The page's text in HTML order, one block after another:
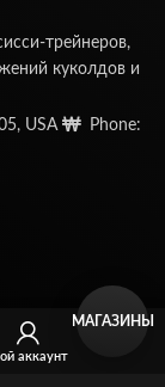
трейнеров,
куколдов и
USA
Phone:
Защищены
аккаунт
МАГАЗИНЫ